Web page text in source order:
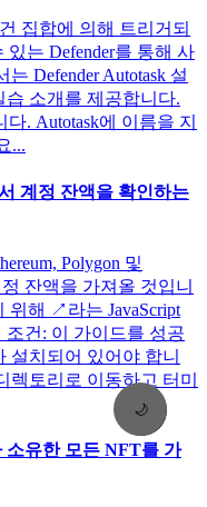
🌙
집합에 의해 트리거되
있는 Defender를 통해 사
Defender Autotask 설
소개를 제공합니다.
. Autotask에 이름을 지
...
계정 잔액을 확인하는
Polygon 및
잔액을 가져올 것입니
위해 ↗라는 JavaScript
건: 이 가이드를 성공
치되어 있어야 합니
렉토리로 이동하고 터미
유한 모든 NFT를 가